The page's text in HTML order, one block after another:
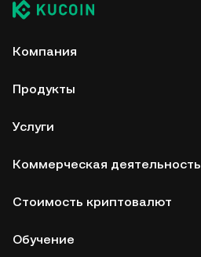
Компания
Продукты
Услуги
Коммерческая деятельность
Стоимость криптовалют
Обучение